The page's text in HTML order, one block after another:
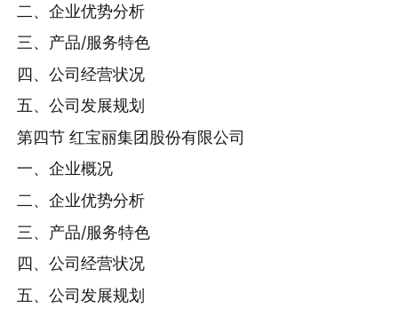
二、企业优势分析
三、产品/服务特色
四、公司经营状况
五、公司发展规划
第四节 红宝丽集团股份有限公司
一、企业概况
二、企业优势分析
三、产品/服务特色
四、公司经营状况
五、公司发展规划